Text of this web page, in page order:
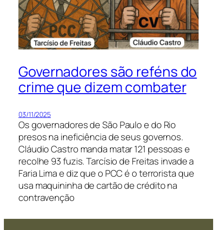
Governadores são reféns do
crime que dizem combater
03/11/2025
Os governadores de São Paulo e do Rio
presos na ineficiência de seus governos.
Cláudio Castro manda matar 121 pessoas e
recolhe 93 fuzis. Tarcísio de Freitas invade a
Faria Lima e diz que o PCC é o terrorista que
usa maquininha de cartão de crédito na
contravenção